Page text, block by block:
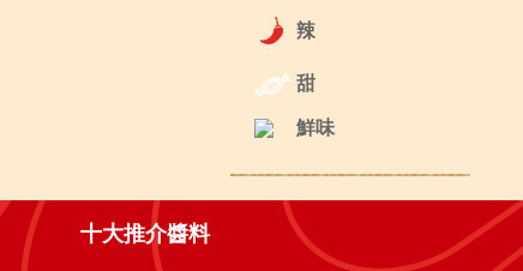
辣
甜
鮮味
十大推介醬料